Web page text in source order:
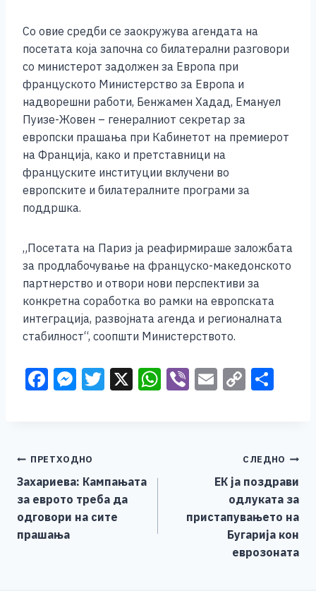
Со овие средби се заокружува агендата на
посетата која започна со билатерални разговори
со министерот задолжен за Европа при
француското Министерство за Европа и
надворешни работи, Бенжамен Хадад, Емануел
Пуизе-Жовен – генералниот секретар за
европски прашања при Кабинетот на премиерот
на Франција, како и претставници на
француските институции вклучени во
европските и билатералните програми за
поддршка.
„Посетата на Париз ја реафирмираше заложбата
за продлабочување на француско-македонското
партнерство и отвори нови перспективи за
конкретна соработка во рамки на европската
интеграција, развојната агенда и регионалната
стабилност“, соопшти Министерството.
F
b
o
o
k
M
n
g
er
T X W Vi E C
Li
n
k
Навигација
на
напис
ПРЕТХОДНО
Захариева: Кампањата
за еврото треба да
одговори на сите
прашања
СЛЕДНО
ЕК ја поздрави
одлуката за
пристапувањето на
Бугарија кон
еврозоната